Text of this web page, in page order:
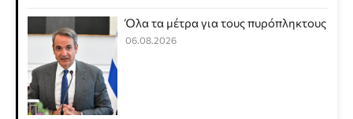
Όλα τα μέτρα για τους πυρόπληκτους
06.08.2026